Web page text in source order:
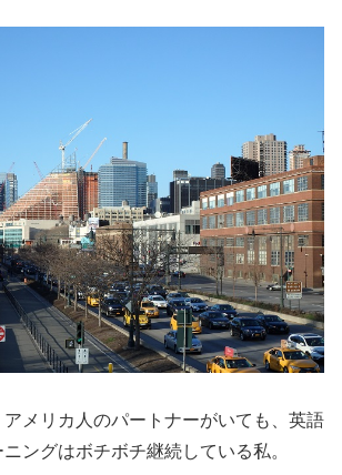
メリカ人のパートナーがいても、英語
ングはボチボチ継続している私。